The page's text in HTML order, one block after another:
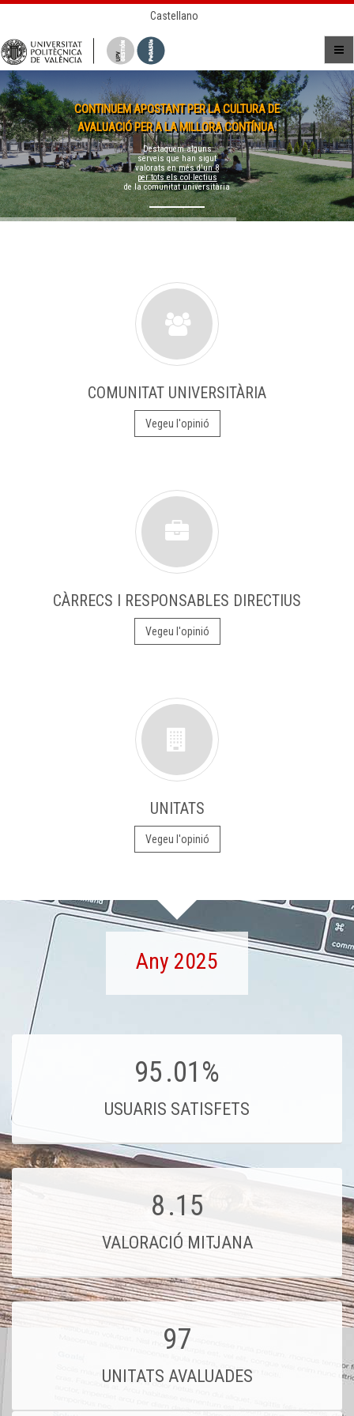
Castellano
CONTINUEM APOSTANT PER LA CULTURA DE
AVALUACIÓ PER A LA MILLORA CONTÍNUA.
Destaquem alguns
serveis que han sigut
valorats enmés d'un 8
per tots els col·lectius
de la comunitat universitària
COMUNITAT UNIVERSITÀRIA
Vegeu l'opinió
CÀRRECS I RESPONSABLES DIRECTIUS
Vegeu l'opinió
UNITATS
Vegeu l'opinió
Any 2025
95.01%
USUARIS SATISFETS
8.15
VALORACIÓ MITJANA
97
UNITATS AVALUADES